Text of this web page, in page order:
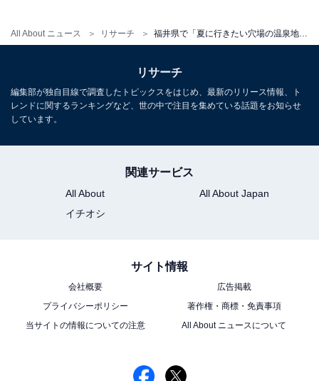
All About ニュース リサーチ 福井県で「夏に行きたい穴場の温泉地」ランキング！ 2位「三国温泉」、1位は？【2025年調査】
リサーチ
編集部が独自目線で調査したトピックスをはじめ、最新のリリース情報、ト
レンドに関するランキングなど、世の中で注目を集めている話題をお知らせ
しています。
関連サービス
All About
All About Japan
イチオシ
サイト情報
会社概要
広告掲載
プライバシーポリシー
著作権・商標・免責事項
当サイトの情報についての注意
All About ニュースについて